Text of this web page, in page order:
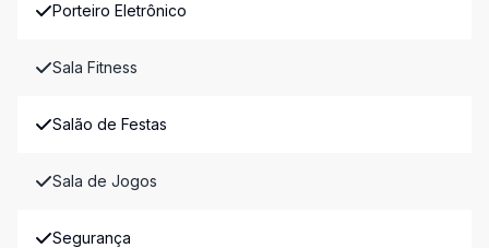
Porteiro Eletrônico
Sala Fitness
Salão de Festas
Sala de Jogos
Segurança